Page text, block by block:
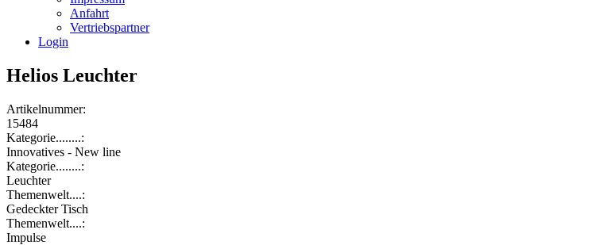
Anfahrt
Vertriebspartner
Login
Helios Leuchter
Artikelnummer:
15484
Kategorie........:
Innovatives - New line
Kategorie........:
Leuchter
Themenwelt....:
Gedeckter Tisch
Themenwelt....:
Impulse